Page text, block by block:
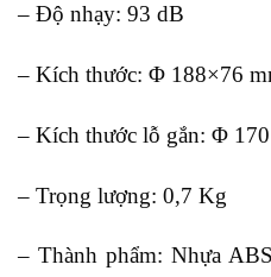
– Độ nhạy: 93 dB
– Kích thước: Φ 188×76
– Kích thước lỗ gắn: Φ 170
– Trọng lượng: 0,7 Kg
– Thành phẩm: Nhựa